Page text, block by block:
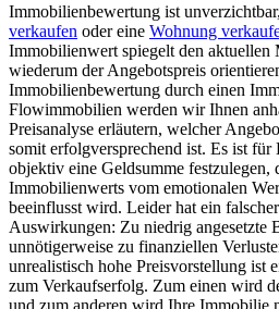
Immobilienbewertung ist
verkaufen oder eine Wohnung
Immobilienwert spiegelt den aktuellen
wiederum der Angebotspreis
Immobilienbewertung durch einen
Flowimmobilien werden wir Ihnen
Preisanalyse erläutern, welcher
somit erfolgversprechend ist. Es ist für
objektiv eine Geldsumme festzulegen,
Immobilienwerts vom emotionalen
beeinflusst wird. Leider hat ein
Auswirkungen: Zu niedrig angesetzte
unnötigerweise zu finanziellen
unrealistisch hohe Preisvorstellung ist
zum Verkaufserfolg. Zum einen wird
und zum anderen wird Ihre Immobilie